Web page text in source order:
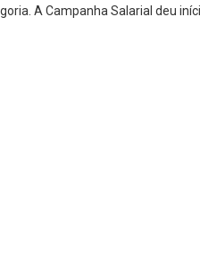
A Campanha Salarial deu